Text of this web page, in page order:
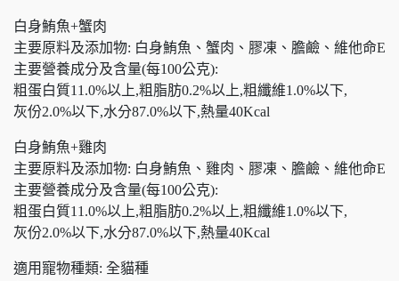
白身鮪魚+蟹肉
主要原料及添加物: 白身鮪魚、蟹肉、膠凍、膽鹼、維他命E
主要營養成分及含量(每100公克):
粗蛋白質11.0%以上,粗脂肪0.2%以上,粗纖維1.0%以下,
灰份2.0%以下,水分87.0%以下,熱量40Kcal
白身鮪魚+雞肉
主要原料及添加物: 白身鮪魚、雞肉、膠凍、膽鹼、維他命E
主要營養成分及含量(每100公克):
粗蛋白質11.0%以上,粗脂肪0.2%以上,粗纖維1.0%以下,
灰份2.0%以下,水分87.0%以下,熱量40Kcal
適用寵物種類: 全貓種